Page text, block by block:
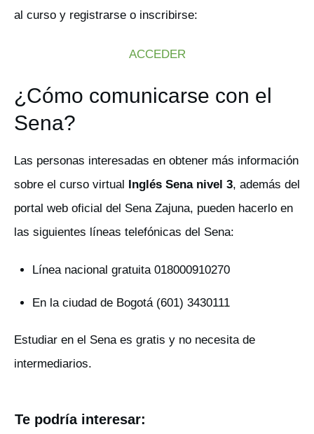
al curso y registrarse o inscribirse:
ACCEDER
¿Cómo comunicarse con el
Sena?
Las personas interesadas en obtener más información
sobre el curso virtual
Inglés Sena nivel 3, además del
portal web oficial del Sena Zajuna, pueden hacerlo en
las siguientes líneas telefónicas del Sena:
Línea nacional gratuita 018000910270
En la ciudad de Bogotá (601) 3430111
Estudiar en el Sena es gratis y no necesita de
intermediarios.
Te podría interesar: